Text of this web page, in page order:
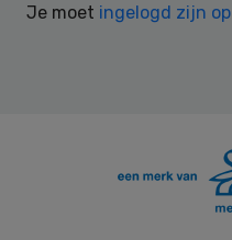
Je moet ingelogd zijn op